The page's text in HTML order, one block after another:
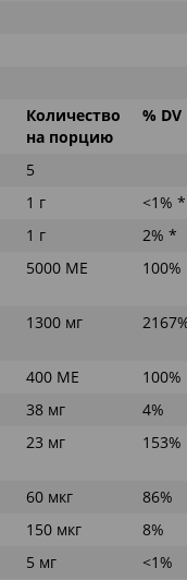
Количество
на порцию
% DV
5
1 г
<1% *
1 г
2% *
5000 МЕ 100%
1300 мг
400 МЕ
100%
38 мг
4%
23 мг 153%
60 мкг
86%
150 мкг
8%
5 мг
<1%